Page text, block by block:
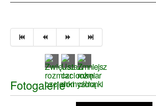
Fotogalerie